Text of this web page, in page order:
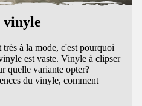
vinyle
à la mode, c'est pourquoi
est vaste. Vinyle à clipser
quelle variante opter?
du vinyle, comment